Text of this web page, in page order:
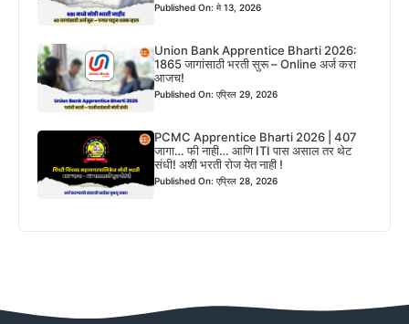
Published On: मे 13, 2026
Union Bank Apprentice Bharti 2026:
1865 जागांसाठी भरती सुरू – Online अर्ज करा
आजच!
Published On: एप्रिल 29, 2026
PCMC Apprentice Bharti 2026 | 407
जागा… फी नाही… आणि ITI पास असाल तर थेट
संधी! अशी भरती रोज येत नाही !
Published On: एप्रिल 28, 2026